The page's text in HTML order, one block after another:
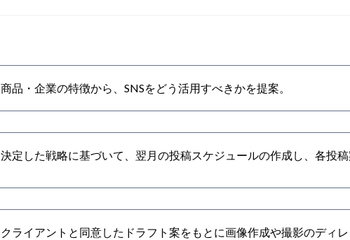
商品・企業の特徴から、SNSをどう活用すべきかを提案。
決定した戦略に基づいて、翌月の投稿スケジュールの作成し、各投稿
クライアントと同意したドラフト案をもとに画像作成や撮影のディレ